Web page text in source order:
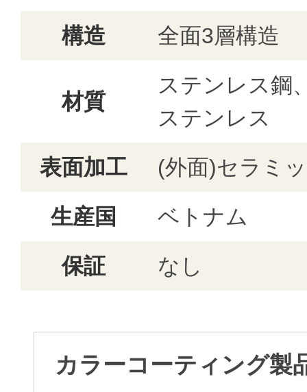
構造
全面3層構造
材質
ステンレス鋼
ステンレス
表面加工
(外面)セラミ
生産国
ベトナム
保証
なし
カラーコーティング製